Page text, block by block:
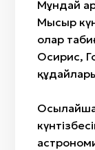
Мұндай
Мысыр
олар
Осирис,